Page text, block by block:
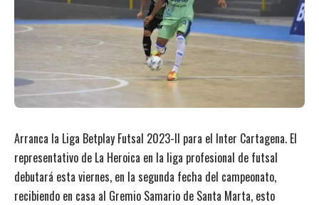
Arranca la Liga Betplay Futsal 2023-II para el Inter Cartagena. El
representativo de La Heroica en la liga profesional de futsal
debutará esta viernes, en la segunda fecha del campeonato,
recibiendo en casa al Gremio Samario de Santa Marta, esto